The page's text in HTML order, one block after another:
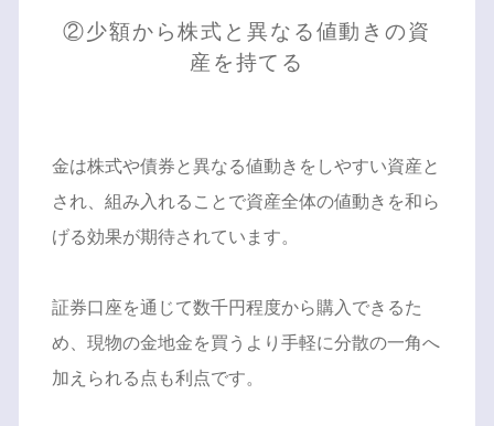
②少額から株式と異なる値動きの資
産を持てる
金は株式や債券と異なる値動きをしやすい資産と
され、組み入れることで資産全体の値動きを和ら
げる効果が期待されています。
証券口座を通じて数千円程度から購入できるた
め、現物の金地金を買うより手軽に分散の一角へ
加えられる点も利点です。